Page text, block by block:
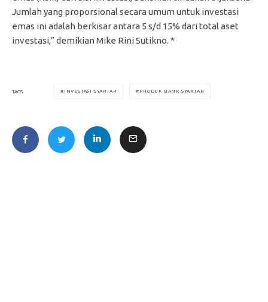
Jumlah yang proporsional secara umum untuk investasi
emas ini adalah berkisar antara 5 s/d 15% dari total aset
investasi,” demikian Mike Rini Sutikno. *
TAGS INVESTASI SYARIAH PRODUK BANK SYARIAH